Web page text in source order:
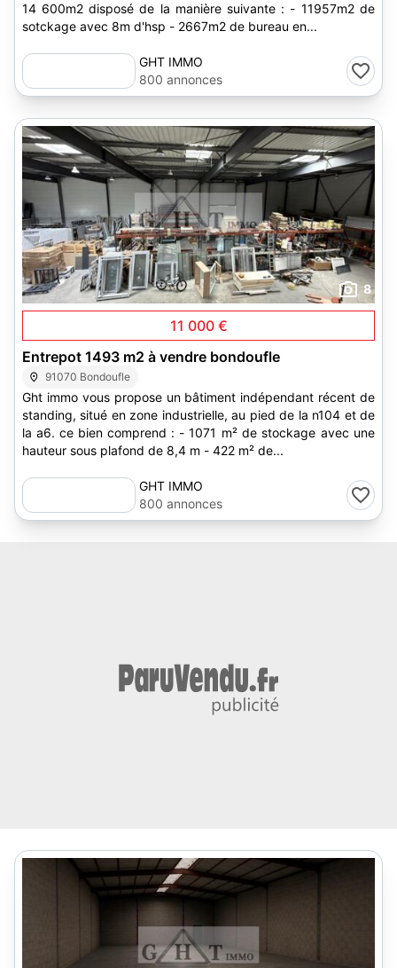
14 600m2 disposé de la manière suivante : - 11957m2 de
sotckage avec 8m d'hsp - 2667m2 de bureau en...
GHT IMMO
800 annonces
8
11 000 €
Entrepot 1493 m2 à vendre bondoufle
91070 Bondoufle
Ght immo vous propose un bâtiment indépendant récent de
standing, situé en zone industrielle, au pied de la n104 et de
la a6. ce bien comprend : - 1071 m² de stockage avec une
hauteur sous plafond de 8,4 m - 422 m² de...
GHT IMMO
800 annonces